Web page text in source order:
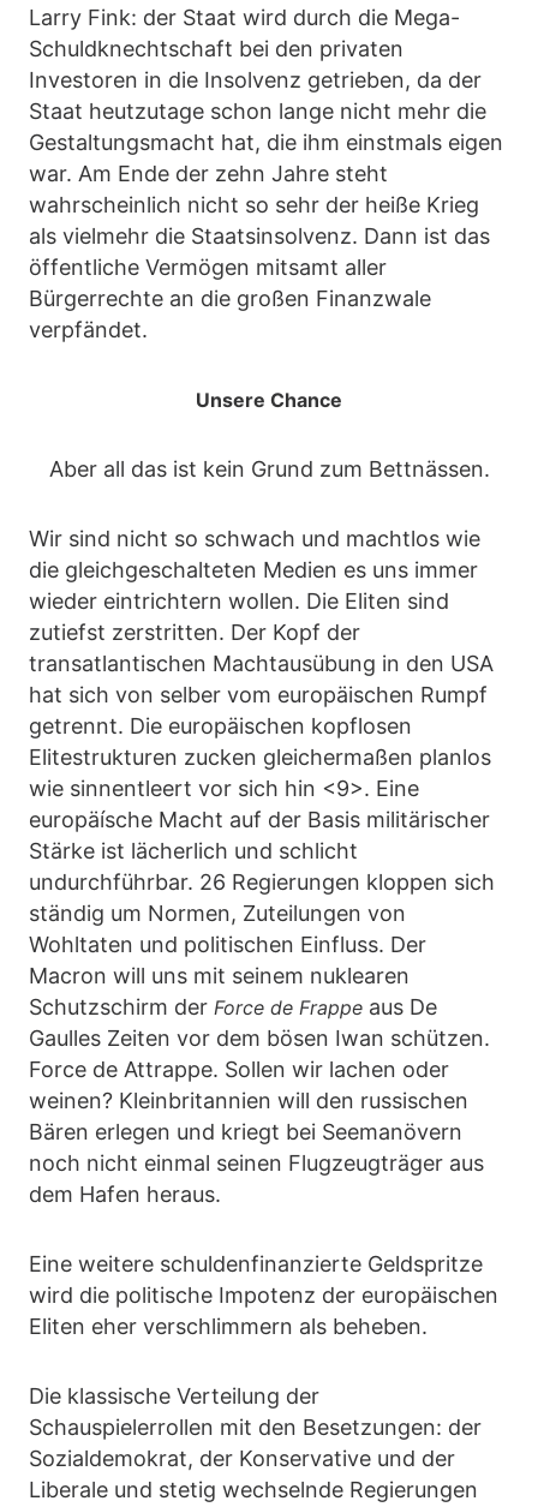
Larry Fink: der Staat wird durch die Mega-
Schuldknechtschaft bei den privaten
Investoren in die Insolvenz getrieben, da der
Staat heutzutage schon lange nicht mehr die
Gestaltungsmacht hat, die ihm einstmals eigen
war. Am Ende der zehn Jahre steht
wahrscheinlich nicht so sehr der heiße Krieg
als vielmehr die Staatsinsolvenz. Dann ist das
öffentliche Vermögen mitsamt aller
Bürgerrechte an die großen Finanzwale
verpfändet.
Unsere Chance
Aber all das ist kein Grund zum Bettnässen.
Wir sind nicht so schwach und machtlos wie
die gleichgeschalteten Medien es uns immer
wieder eintrichtern wollen. Die Eliten sind
zutiefst zerstritten. Der Kopf der
transatlantischen Machtausübung in den USA
hat sich von selber vom europäischen Rumpf
getrennt. Die europäischen kopflosen
Elitestrukturen zucken gleichermaßen planlos
wie sinnentleert vor sich hin <9>. Eine
europäísche Macht auf der Basis militärischer
Stärke ist lächerlich und schlicht
undurchführbar. 26 Regierungen kloppen sich
ständig um Normen, Zuteilungen von
Wohltaten und politischen Einfluss. Der
Macron will uns mit seinem nuklearen
Schutzschirm der Force de Frappe aus De
Gaulles Zeiten vor dem bösen Iwan schützen.
Force de Attrappe. Sollen wir lachen oder
weinen? Kleinbritannien will den russischen
Bären erlegen und kriegt bei Seemanövern
noch nicht einmal seinen Flugzeugträger aus
dem Hafen heraus.
Eine weitere schuldenfinanzierte Geldspritze
wird die politische Impotenz der europäischen
Eliten eher verschlimmern als beheben.
Die klassische Verteilung der
Schauspielerrollen mit den Besetzungen: der
Sozialdemokrat, der Konservative und der
Liberale und stetig wechselnde Regierungen